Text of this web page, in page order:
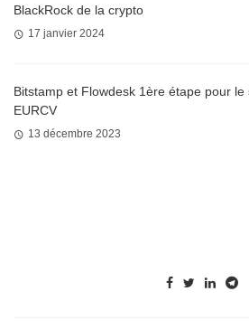
BlackRock de la crypto
17 janvier 2024
Bitstamp et Flowdesk 1ère étape pour le
EURCV
13 décembre 2023